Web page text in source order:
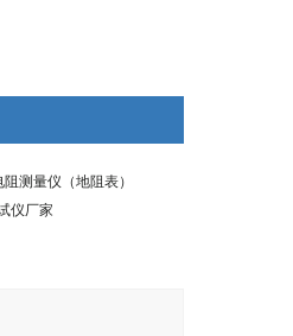
测量仪（地阻表）
仪厂家